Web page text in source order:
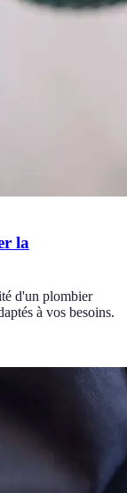
la
d'un plombier
à vos besoins.